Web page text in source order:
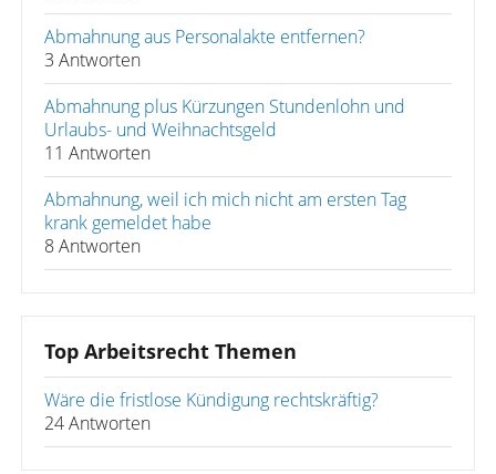
Abmahnung aus Personalakte entfernen?
3 Antworten
Abmahnung plus Kürzungen Stundenlohn und
Urlaubs- und Weihnachtsgeld
11 Antworten
Abmahnung, weil ich mich nicht am ersten Tag
krank gemeldet habe
8 Antworten
Top Arbeitsrecht Themen
Wäre die fristlose Kündigung rechtskräftig?
24 Antworten